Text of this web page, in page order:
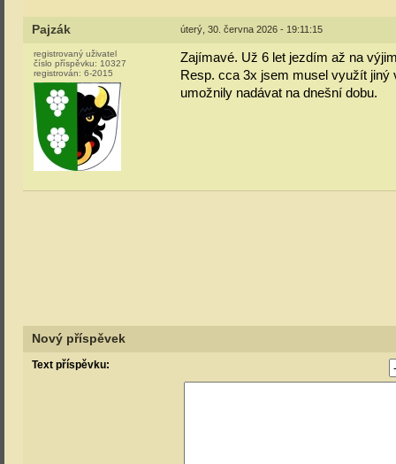
Pajzák úterý, 30. června 2026 - 19:11:15
registrovaný uživatel
číslo příspěvku: 10327
registrován: 6-2015
Zajímavé. Už 6 let jezdím až na
Resp. cca 3x jsem musel využít jiný
umožnily nadávat na dnešní dobu.
Nový příspěvek
Text příspěvku: